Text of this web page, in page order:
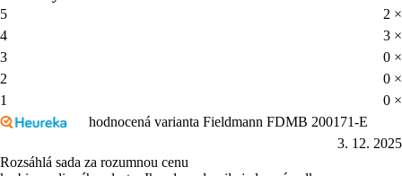
5
2 ×
4
3 ×
3
0 ×
2
0 ×
1
0 ×
hodnocená varianta Fieldmann FDMB 200171-E
3. 12. 2025
Rozsáhlá sada za rozumnou cenu